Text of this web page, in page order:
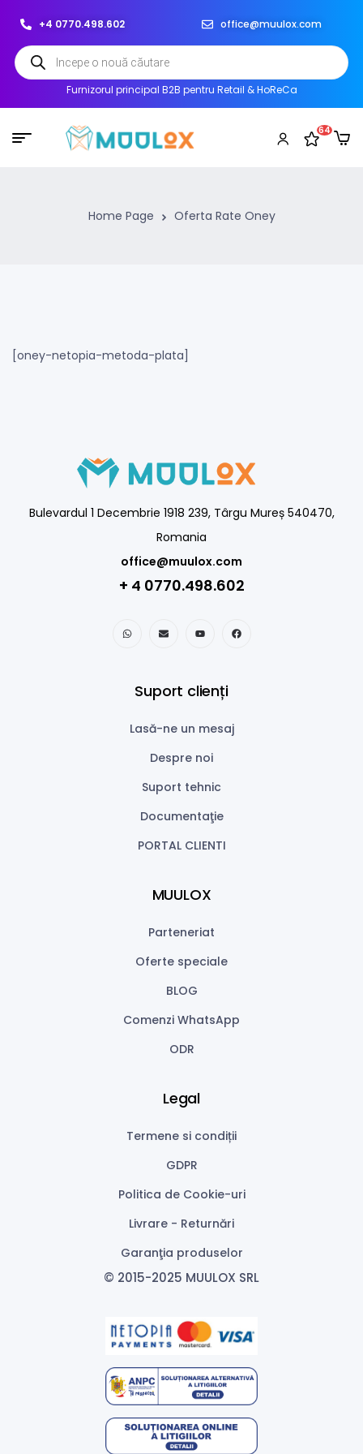
+4 0770.498.602 office@muulox.com
Furnizorul principal B2B pentru Retail & HoReCa
64
Home Page Oferta Rate Oney
[oney-netopia-metoda-plata]
Bulevardul 1 Decembrie 1918 239, Târgu Mureș 540470,
Romania
office@muulox.com
+ 4 0770.498.602
Suport clienți
Lasă-ne un mesaj
Despre noi
Suport tehnic
Documentaţie
PORTAL CLIENTI
MUULOX
Parteneriat
Oferte speciale
BLOG
Comenzi WhatsApp
ODR
Legal
Termene si condiții
GDPR
Politica de Cookie-uri
Livrare - Returnări
Garanţia produselor
© 2015-2025 MUULOX SRL